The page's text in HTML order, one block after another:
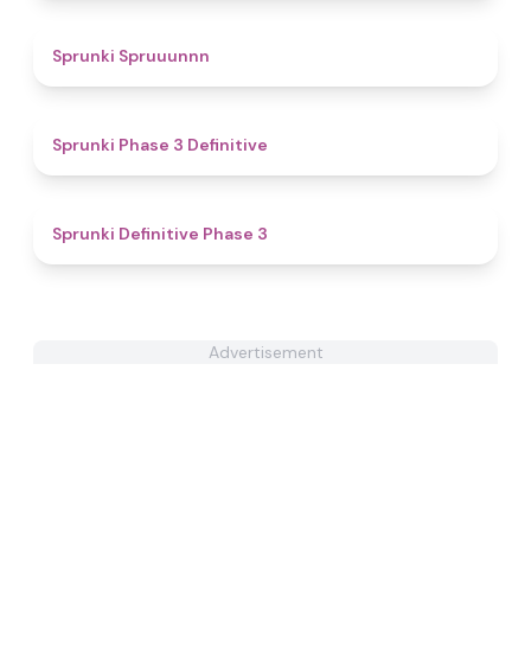
Sprunki Spruuunnn
Sprunki Phase 3 Definitive
Sprunki Definitive Phase 3
Advertisement